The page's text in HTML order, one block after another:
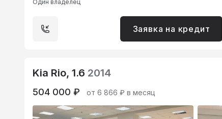
Один владелец
Заявка на кредит
Kia Rio, 1.6 2014
504 000 ₽ от 6 866 ₽ в месяц